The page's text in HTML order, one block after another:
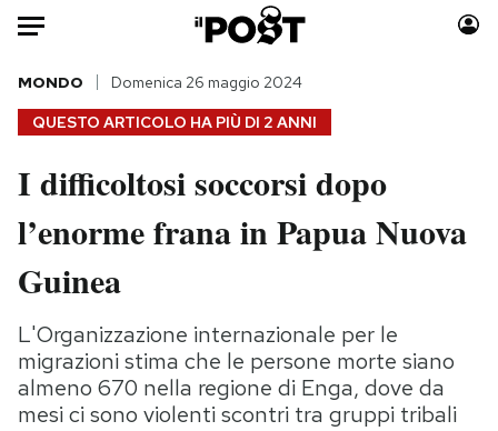
Auto
HOME
Italia
Politica
Tecnologia
Scienza
Cultura
Economia
Moda
Consumismi
Media
Europa
Altrecose
QUESTO ARTICOLO HA PIÙ DI 2 ANNI
MONDO Domenica 26 maggio 2024
I difficoltosi soccorsi dopo
l’enorme frana in Papua Nuova
Guinea
L'Organizzazione internazionale per le
migrazioni stima che le persone morte siano
almeno 670 nella regione di Enga, dove da
mesi ci sono violenti scontri tra gruppi tribali